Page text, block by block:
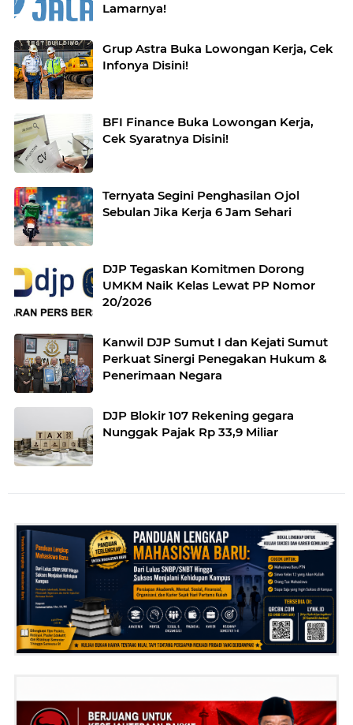
Lamarnya!
Grup Astra Buka Lowongan Kerja, Cek
Infonya Disini!
BFI Finance Buka Lowongan Kerja,
Cek Syaratnya Disini!
Ternyata Segini Penghasilan Ojol
Sebulan Jika Kerja 6 Jam Sehari
DJP Tegaskan Komitmen Dorong
UMKM Naik Kelas Lewat PP Nomor
20/2026
Kanwil DJP Sumut I dan Kejati Sumut
Perkuat Sinergi Penegakan Hukum &
Penerimaan Negara
DJP Blokir 107 Rekening gegara
Nunggak Pajak Rp 33,9 Miliar